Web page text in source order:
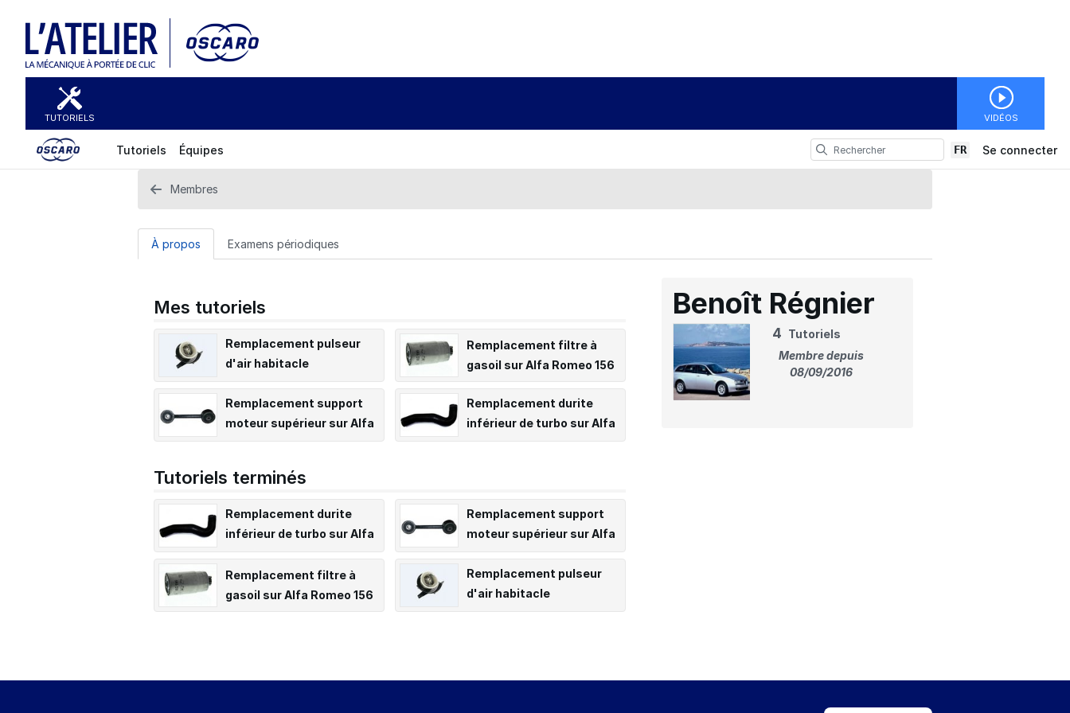
TUTORIELS VIDÉOS
Tutoriels Équipes FR Se connecter
Membres
À propos Examens périodiques
Benoît Régnier
4 Tutoriels
Membre depuis
08/09/2016
Mes tutoriels
Remplacement pulseur
d'air habitacle
(Ventilateur) sur Alfa
Romeo 156
Remplacement filtre à
gasoil sur Alfa Romeo 156
Remplacement support
moteur supérieur sur Alfa
Romeo 156
Remplacement durite
inférieur de turbo sur Alfa
Romeo 156
Tutoriels terminés
Remplacement durite
inférieur de turbo sur Alfa
Romeo 156
Remplacement support
moteur supérieur sur Alfa
Romeo 156
Remplacement filtre à
gasoil sur Alfa Romeo 156
Remplacement pulseur
d'air habitacle
(Ventilateur) sur Alfa